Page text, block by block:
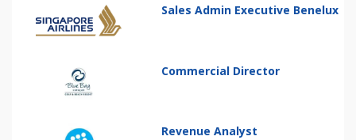
Sales Admin Executive Benelux
Commercial Director
Revenue Analyst